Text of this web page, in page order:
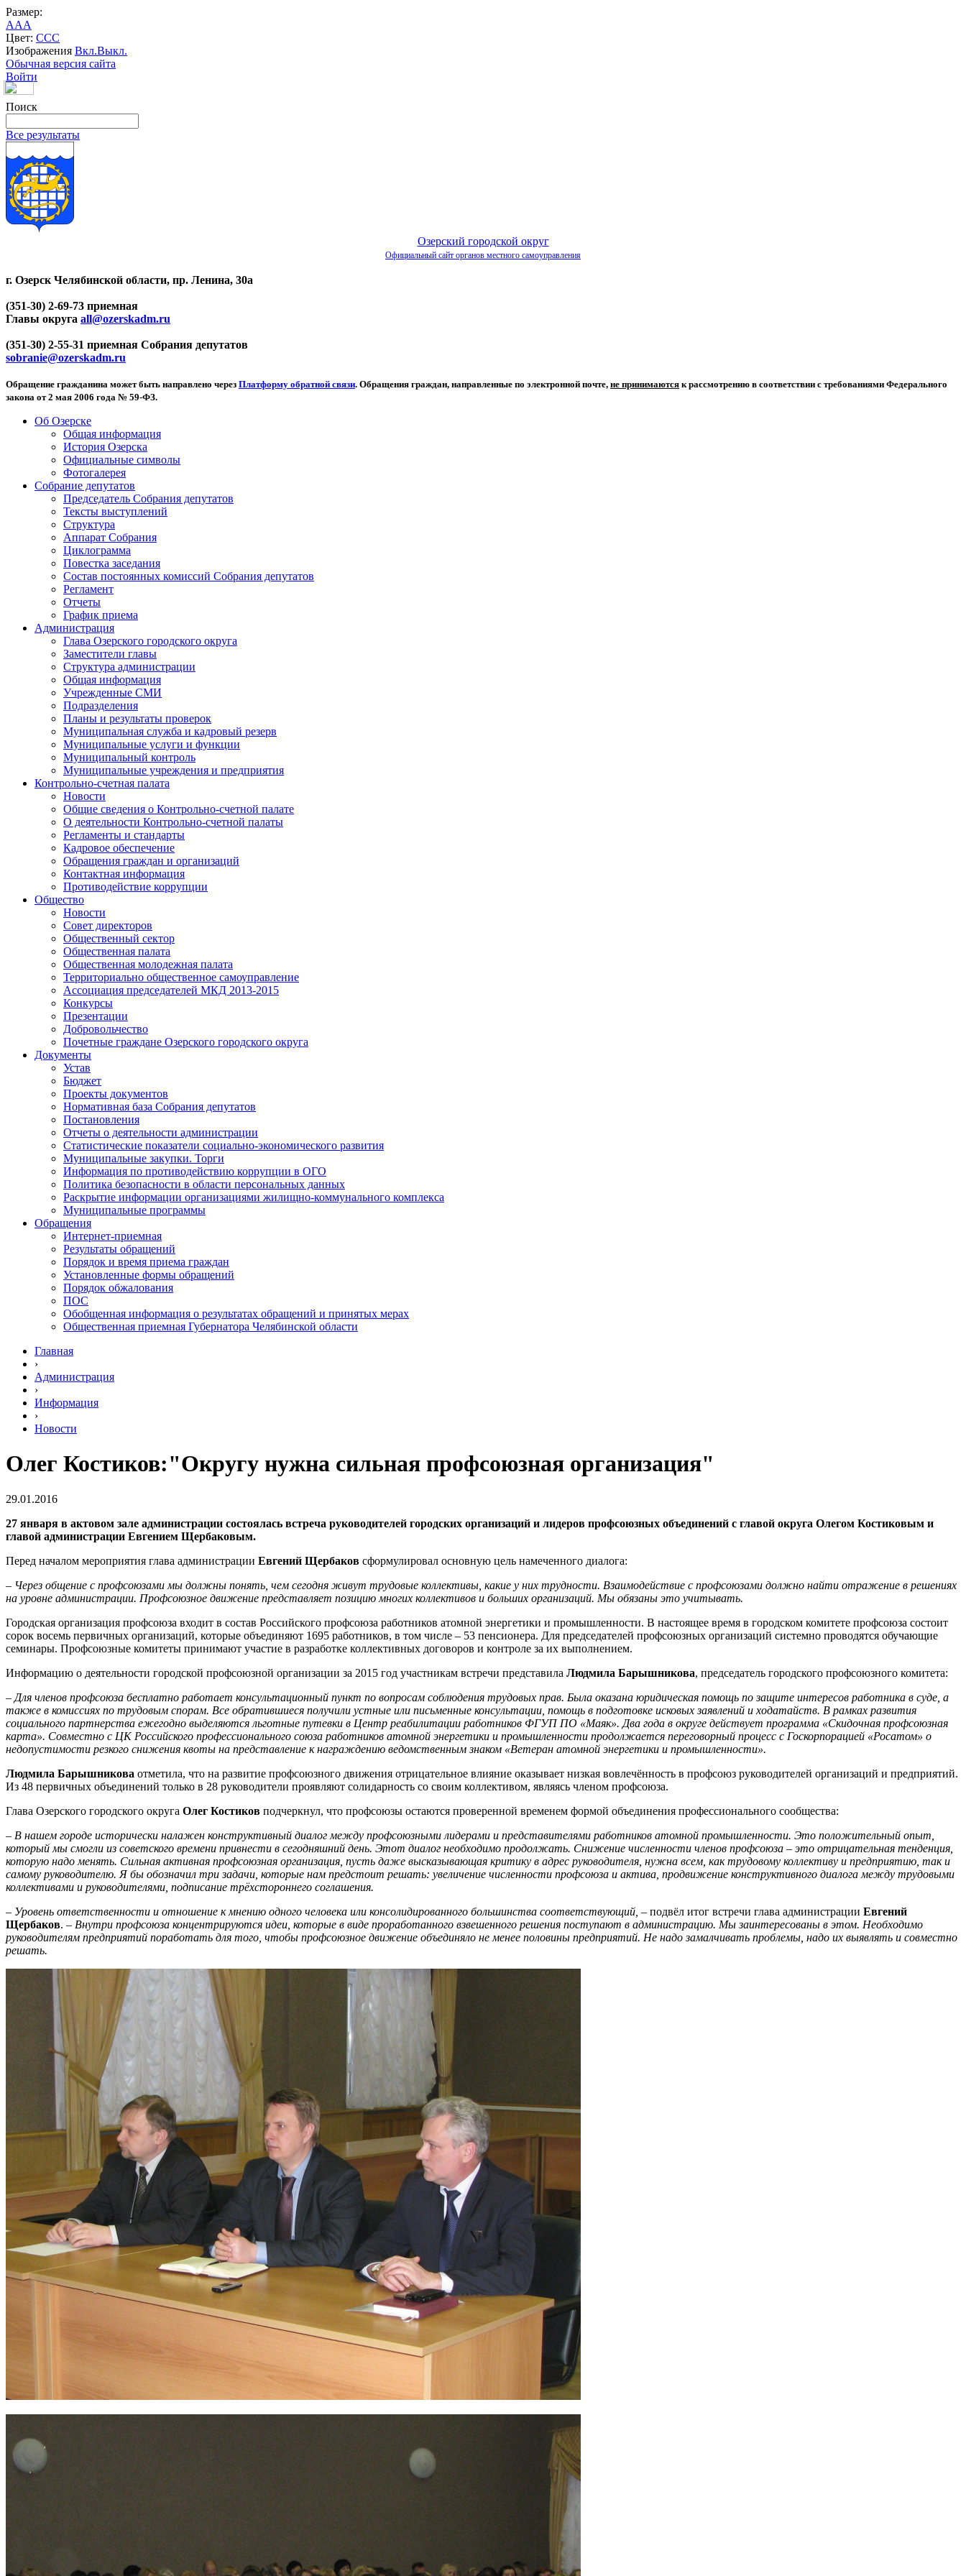
Размер:
AAA
Цвет: CCC
Изображения Вкл.Выкл.
Обычная версия сайта
Войти
Поиск
Все результаты
Озерский городской округ
Официальный сайт органов местного самоуправления
г. Озерск Челябинской области, пр. Ленина, 30а
(351-30) 2-69-73 приемная
Главы округа all@ozerskadm.ru
(351-30) 2-55-31 приемная Собрания депутатов
sobranie@ozerskadm.ru
Обращение гражданина может быть направлено через Платформу обратной связи. Обращения граждан, направленные по электронной почте, не принимаются к рассмотрению в соответствии с требованиями Федерального
закона от 2 мая 2006 года № 59-ФЗ.
Об Озерске
Общая информация
История Озерска
Официальные символы
Фотогалерея
Собрание депутатов
Председатель Собрания депутатов
Тексты выступлений
Структура
Аппарат Собрания
Циклограмма
Повестка заседания
Состав постоянных комиссий Собрания депутатов
Регламент
Отчеты
График приема
Администрация
Глава Озерского городского округа
Заместители главы
Структура администрации
Общая информация
Учрежденные СМИ
Подразделения
Планы и результаты проверок
Муниципальная служба и кадровый резерв
Муниципальные услуги и функции
Муниципальный контроль
Муниципальные учреждения и предприятия
Контрольно-счетная палата
Новости
Общие сведения о Контрольно-счетной палате
О деятельности Контрольно-счетной палаты
Регламенты и стандарты
Кадровое обеспечение
Обращения граждан и организаций
Контактная информация
Противодействие коррупции
Общество
Новости
Совет директоров
Общественный сектор
Общественная палата
Общественная молодежная палата
Территориально общественное самоуправление
Ассоциация председателей МКД 2013-2015
Конкурсы
Презентации
Добровольчество
Почетные граждане Озерского городского округа
Документы
Устав
Бюджет
Проекты документов
Нормативная база Собрания депутатов
Постановления
Отчеты о деятельности администрации
Статистические показатели социально-экономического развития
Муниципальные закупки. Торги
Информация по противодействию коррупции в ОГО
Политика безопасности в области персональных данных
Раскрытие информации организациями жилищно-коммунального комплекса
Муниципальные программы
Обращения
Интернет-приемная
Результаты обращений
Порядок и время приема граждан
Установленные формы обращений
Порядок обжалования
ПОС
Обобщенная информация о результатах обращений и принятых мерах
Общественная приемная Губернатора Челябинской области
Главная
›
Администрация
›
Информация
›
Новости
Олег Костиков:"Округу нужна сильная профсоюзная организация"
29.01.2016
27 января в актовом зале администрации состоялась встреча руководителей городских организаций и лидеров профсоюзных объединений с главой округа Олегом Костиковым и
главой администрации Евгением Щербаковым.
Перед началом мероприятия глава администрации Евгений Щербаков сформулировал основную цель намеченного диалога:
– Через общение с профсоюзами мы должны понять, чем сегодня живут трудовые коллективы, какие у них трудности. Взаимодействие с профсоюзами должно найти отражение в решениях
на уровне администрации. Профсоюзное движение представляет позицию многих коллективов и больших организаций. Мы обязаны это учитывать.
Городская организация профсоюза входит в состав Российского профсоюза работников атомной энергетики и промышленности. В настоящее время в городском комитете профсоюза состоит
сорок восемь первичных организаций, которые объединяют 1695 работников, в том числе – 53 пенсионера. Для председателей профсоюзных организаций системно проводятся обучающие
семинары. Профсоюзные комитеты принимают участие в разработке коллективных договоров и контроле за их выполнением.
Информацию о деятельности городской профсоюзной организации за 2015 год участникам встречи представила Людмила Барышникова, председатель городского профсоюзного комитета:
– Для членов профсоюза бесплатно работает консультационный пункт по вопросам соблюдения трудовых прав. Была оказана юридическая помощь по защите интересов работника в суде, а
также в комиссиях по трудовым спорам. Все обратившиеся получили устные или письменные консультации, помощь в подготовке исковых заявлений и ходатайств. В рамках развития
социального партнерства ежегодно выделяются льготные путевки в Центр реабилитации работников ФГУП ПО «Маяк». Два года в округе действует программа «Скидочная профсоюзная
карта». Совместно с ЦК Российского профессионального союза работников атомной энергетики и промышленности продолжается переговорный процесс с Госкорпорацией «Росатом» о
недопустимости резкого снижения квоты на представление к награждению ведомственным знаком «Ветеран атомной энергетики и промышленности».
Людмила Барышникова отметила, что на развитие профсоюзного движения отрицательное влияние оказывает низкая вовлечённость в профсоюз руководителей организаций и предприятий.
Из 48 первичных объединений только в 28 руководители проявляют солидарность со своим коллективом, являясь членом профсоюза.
Глава Озерского городского округа Олег Костиков подчеркнул, что профсоюзы остаются проверенной временем формой объединения профессионального сообщества:
– В нашем городе исторически налажен конструктивный диалог между профсоюзными лидерами и представителями работников атомной промышленности. Это положительный опыт,
который мы смогли из советского времени привнести в сегодняшний день. Этот диалог необходимо продолжать. Снижение численности членов профсоюза – это отрицательная тенденция,
которую надо менять. Сильная активная профсоюзная организация, пусть даже высказывающая критику в адрес руководителя, нужна всем, как трудовому коллективу и предприятию, так и
самому руководителю. Я бы обозначил три задачи, которые нам предстоит решать: увеличение численности профсоюза и актива, продвижение конструктивного диалога между трудовыми
коллективами и руководителями, подписание трёхстороннего соглашения.
– Уровень ответственности и отношение к мнению одного человека или консолидированного большинства соответствующий, – подвёл итог встречи глава администрации Евгений
Щербаков. – Внутри профсоюза концентрируются идеи, которые в виде проработанного взвешенного решения поступают в администрацию. Мы заинтересованы в этом. Необходимо
руководителям предприятий поработать для того, чтобы профсоюзное движение объединяло не менее половины предприятий. Не надо замалчивать проблемы, надо их выявлять и совместно
решать.